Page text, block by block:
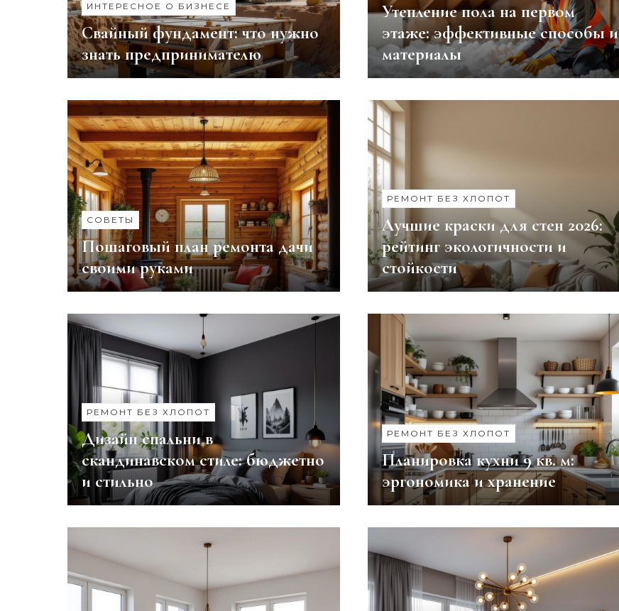
ИНТЕРЕСНОЕ О БИЗНЕСЕ
Свайный фундамент: что нужно
знать предпринимателю
Утепление пола на первом
этаже: эффективные способы и
материалы
СОВЕТЫ
Пошаговый план ремонта дачи
своими руками
РЕМОНТ БЕЗ ХЛОПОТ
Лучшие краски для стен 2026:
рейтинг экологичности и
стойкости
РЕМОНТ БЕЗ ХЛОПОТ
Дизайн спальни в
скандинавском стиле: бюджетно
и стильно
РЕМОНТ БЕЗ ХЛОПОТ
Планировка кухни 9 кв. м:
эргономика и хранение